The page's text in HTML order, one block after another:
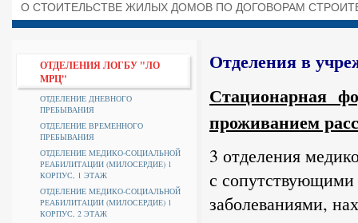
О СТОИТЕЛЬСТВЕ ЖИЛЫХ ДОМОВ ПО ДОГОВОРАМ
ОТДЕЛЕНИЯ ЛОГБУ "ЛО
МРЦ"
ОТДЕЛЕНИЕ ДНЕВНОГО
ПРЕБЫВАНИЯ
ОТДЕЛЕНИЕ ВРЕМЕННОГО
ПРЕБЫВАНИЯ
ОТДЕЛЕНИЕ МЕДИКО-СОЦИАЛЬНОЙ
РЕАБИЛИТАЦИИ (МИЛОСЕРДИЕ) 1
КОРПУС, 1 ЭТАЖ
ОТДЕЛЕНИЕ МЕДИКО-СОЦИАЛЬНОЙ
РЕАБИЛИТАЦИИ (МИЛОСЕРДИЕ) 1
КОРПУС, 2 ЭТАЖ
Отделения в
Стационарная
проживанием
3 отделения
с сопутствующими
заболеваниями,